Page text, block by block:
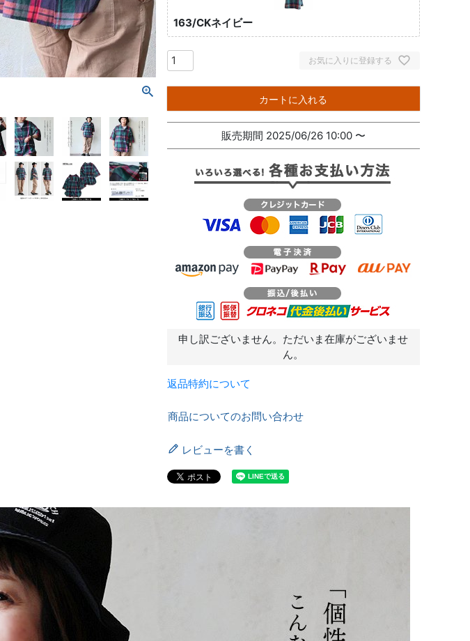
163/CKネイビー
お気に入りに登録する
カートに入れる
販売期間 2025/06/26 10:00 〜
申し訳ございません。ただいま在庫がございませ
ん。
返品特約について
商品についてのお問い合わせ
レビューを書く